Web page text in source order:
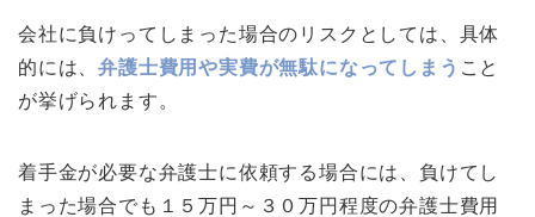
会社に負けってしまった場合のリスクとしては、具体
的には、弁護士費用や実費が無駄になってしまう こと
が挙げられます。
着手金が必要な弁護士に依頼する場合には、負けてし
まった場合でも１５万円～３０万円程度の弁護士費用